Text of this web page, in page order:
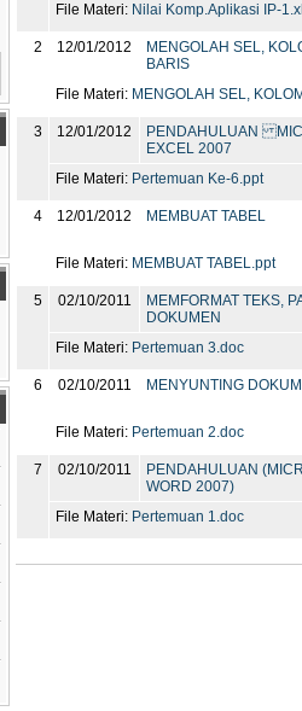
File Materi: Nilai Komp.Aplikasi IP-
2 12/01/2012
MENGOLAH SEL,
BARIS
File Materi: MENGOLAH SEL,
3 12/01/2012
PENDAHULUAN
EXCEL 2007
File Materi: Pertemuan Ke-6.ppt
4 12/01/2012 MEMBUAT TABEL
File Materi: MEMBUAT TABEL.ppt
5 02/10/2011
MEMFORMAT TEKS,
DOKUMEN
File Materi: Pertemuan 3.doc
6 02/10/2011 MENYUNTING
File Materi: Pertemuan 2.doc
7 02/10/2011
PENDAHULUAN
WORD 2007)
File Materi: Pertemuan 1.doc